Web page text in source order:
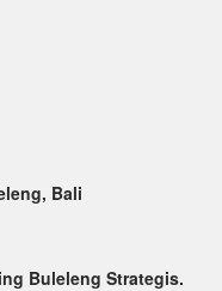
Bali
Buleleng Strategis.